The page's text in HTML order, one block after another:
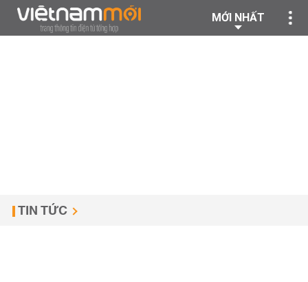
MỚI NHẤT
TIN TỨC